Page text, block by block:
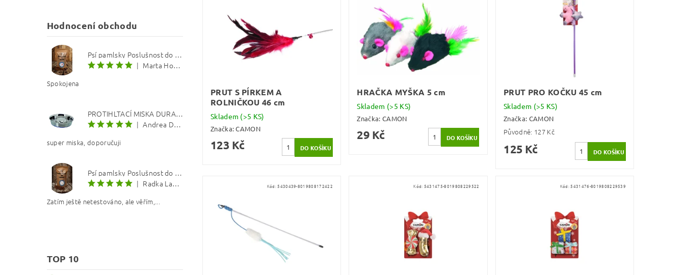
Hodnocení obchodu
Psí pamlsky Poslušnost do kapsy: Treska s červenou řepou 12 mm
|
Marta Hourová
Spokojena
PROTIHLTACÍ MISKA DURAPET
|
Andrea Dosoudilová
super miska, doporučuji
Psí pamlsky Poslušnost do kapsy: Kachna s lososovým olejem 8 mm
|
Radka Langerová
Zatím ještě netestováno, ale věřím,...
TOP 10
PRUT S PÍRKEM A
ROLNIČKOU 46 cm
Skladem (>5 KS)
Značka:CAMON
123 Kč
HRAČKA MYŠKA 5 cm
Skladem (>5 KS)
Značka:CAMON
29 Kč
PRUT PRO KOČKU 45 cm
Skladem (>5 KS)
Značka: CAMON
Původně: 127 Kč
125 Kč
Kód:5430439-8019808172422 Kód: 5431475-8019808229522 Kód:5431476-8019808229539